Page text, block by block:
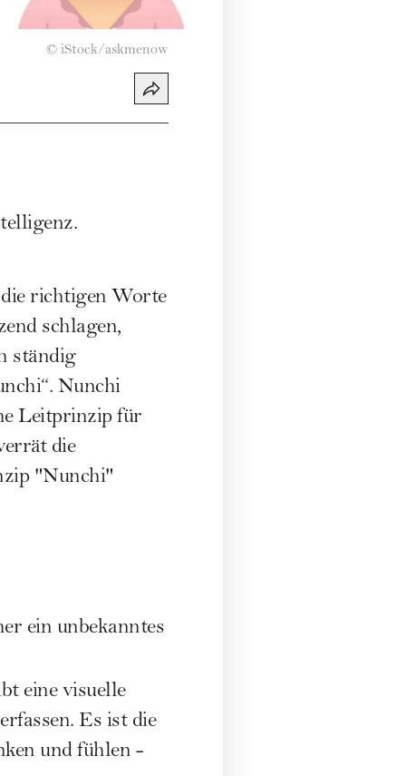
© iStock/askmenow
richtigen Worte
schlagen,
ständig
Nunchi
Leitprinzip für
die
"Nunchi"
ein unbekanntes
eine visuelle
Es ist die
und fühlen -